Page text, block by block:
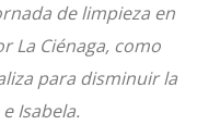
de limpieza en
La Ciénaga, como
para disminuir la
Isabela.